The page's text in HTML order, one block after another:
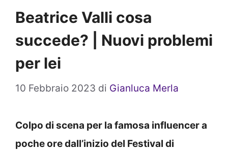
Beatrice Valli cosa
succede? | Nuovi problemi
per lei
10 Febbraio 2023 di Gianluca Merla
Colpo di scena per la famosa influencer a
poche ore dall’inizio del Festival di